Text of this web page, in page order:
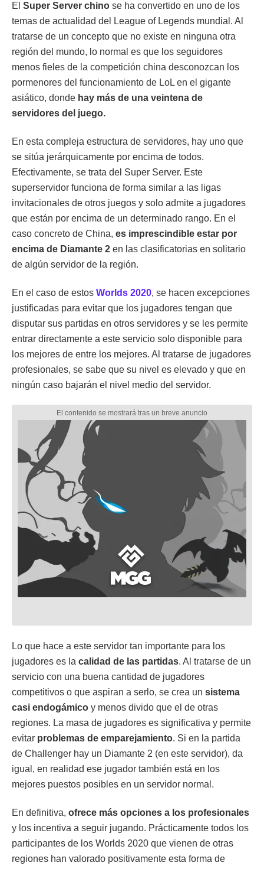
El Super Server chino se ha convertido en uno de los
temas de actualidad del League of Legends mundial. Al
tratarse de un concepto que no existe en ninguna otra
región del mundo, lo normal es que los seguidores
menos fieles de la competición china desconozcan los
pormenores del funcionamiento de LoL en el gigante
asiático, donde hay más de una veintena de
servidores del juego.
En esta compleja estructura de servidores, hay uno que
se sitúa jerárquicamente por encima de todos.
Efectivamente, se trata del Super Server. Este
superservidor funciona de forma similar a las ligas
invitacionales de otros juegos y solo admite a jugadores
que están por encima de un determinado rango. En el
caso concreto de China, es imprescindible estar por
encima de Diamante 2 en las clasificatorias en solitario
de algún servidor de la región.
En el caso de estos Worlds 2020, se hacen excepciones
justificadas para evitar que los jugadores tengan que
disputar sus partidas en otros servidores y se les permite
entrar directamente a este servicio solo disponible para
los mejores de entre los mejores. Al tratarse de jugadores
profesionales, se sabe que su nivel es elevado y que en
ningún caso bajarán el nivel medio del servidor.
Lo que hace a este servidor tan importante para los
jugadores es la calidad de las partidas. Al tratarse de un
servicio con una buena cantidad de jugadores
competitivos o que aspiran a serlo, se crea un sistema
casi endogámico y menos divido que el de otras
regiones. La masa de jugadores es significativa y permite
evitar problemas de emparejamiento. Si en la partida
de Challenger hay un Diamante 2 (en este servidor), da
igual, en realidad ese jugador también está en los
mejores puestos posibles en un servidor normal.
En definitiva, ofrece más opciones a los profesionales
y los incentiva a seguir jugando. Prácticamente todos los
participantes de los Worlds 2020 que vienen de otras
regiones han valorado positivamente esta forma de